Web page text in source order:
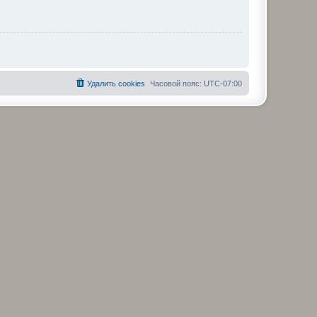
Часовой пояс: UTC-07:00
Удалить cookies